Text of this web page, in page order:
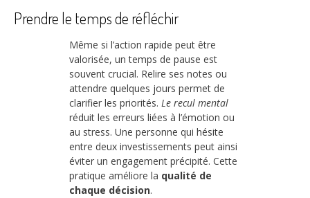
Prendre le temps de réfléchir
Même si l’action rapide peut être
valorisée, un temps de pause est
souvent crucial. Relire ses notes ou
attendre quelques jours permet de
clarifier les priorités. Le recul mental
réduit les erreurs liées à l’émotion ou
au stress. Une personne qui hésite
entre deux investissements peut ainsi
éviter un engagement précipité. Cette
pratique améliore la qualité de
chaque décision.